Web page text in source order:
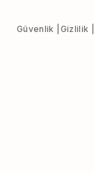
Güvenlik Gizlilik